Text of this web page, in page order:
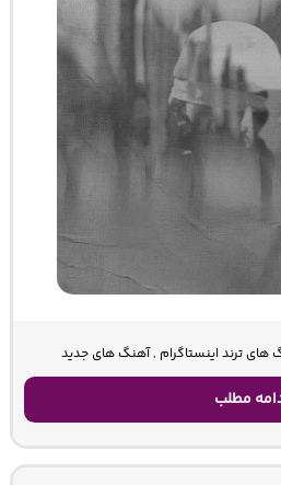
های ترند اینستاگرام , آهنگ های جدید
مطلب